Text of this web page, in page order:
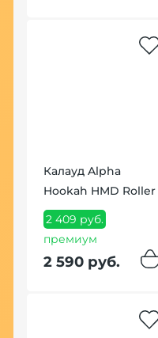
Калауд Alpha
Hookah HMD Roller
2 409 руб.
премиум
2 590 руб.